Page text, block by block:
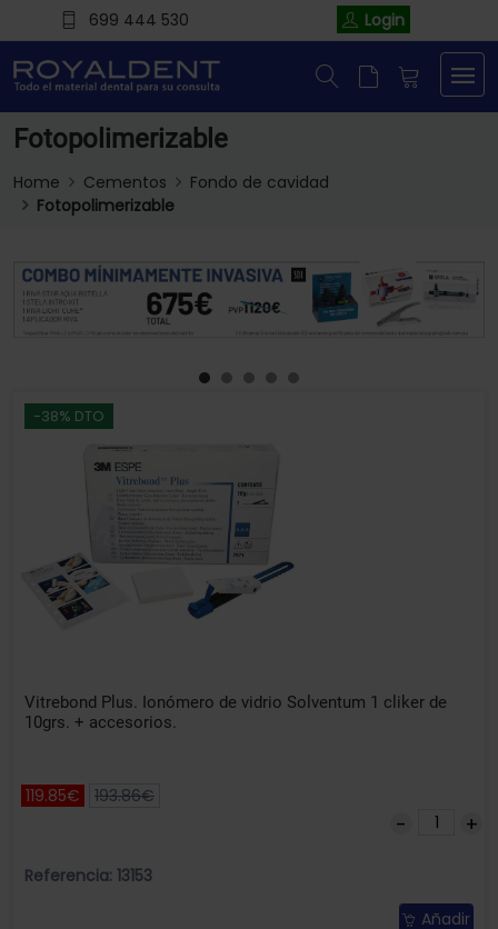
699 444 530 Login
Fotopolimerizable
Home Cementos
Fondo de cavidad
Fotopolimerizable
-38% DTO
Vitrebond Plus. Ionómero de vidrio Solventum 1 cliker de
10grs. + accesorios.
119.85€ 193.86€
Referencia: 13153
Añadir